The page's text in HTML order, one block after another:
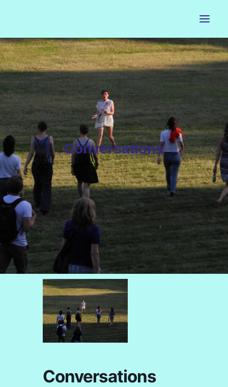
ACCUEIL
LE PETIT BUREAU
CONTACTS
CALENDRIER
ARTISTES
NEWSLETTER
INSTAGRAM
FACEBOOK
Conversations
Conversations